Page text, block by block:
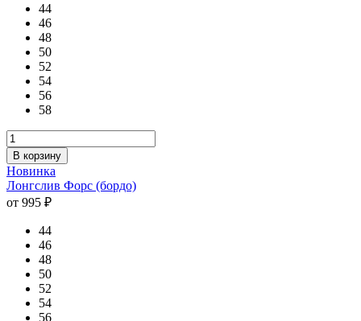
44
46
48
50
52
54
56
58
В корзину
Новинка
Лонгслив Форс (бордо)
от 995 ₽
44
46
48
50
52
54
56